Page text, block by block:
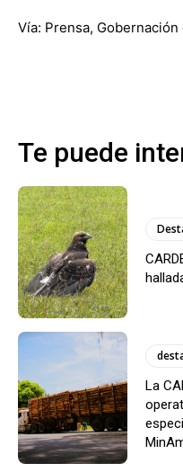
Vía: Prensa, Gobernación
Te puede
La